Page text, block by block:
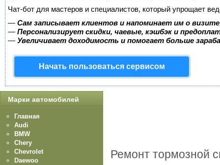
Чат-бот для мастеров и специалистов, который упрощает
— Сам записывает клиентов и напоминает им о
— Персонализирует скидки, чаевые, кэшбэк и
— Увеличивает доходимость и помогает больше
Начать пользоваться сервисом
Ремонт тормозной
Марки автомобилей
Главная
Audi
BMW
Chery
Chevrolet
Daewoo